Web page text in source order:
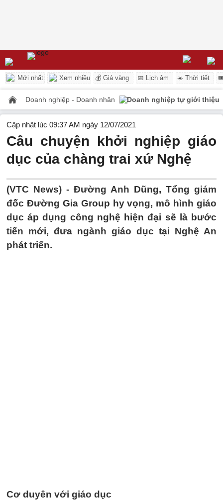
Mới nhất Xem nhiều 💰 Giá vàng 📅 Lịch âm ☀️ Thời tiết
Doanh nghiệp - Doanh nhân Doanh nghiệp tự giới thiệu
Cập nhật lúc 09:37 AM ngày 12/07/2021
Câu chuyện khởi nghiệp giáo
dục của chàng trai xứ Nghệ
(VTC News) - Đường Anh Dũng, Tổng giám
đốc Đường Gia Group hy vọng, mô hình giáo
dục áp dụng công nghệ hiện đại sẽ là bước
tiến mới, đưa ngành giáo dục tại Nghệ An
phát triển.
Cơ duyên với giáo dục